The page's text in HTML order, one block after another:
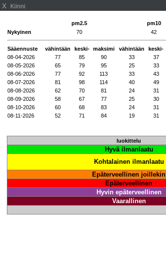
X Kiinni
pm2.5 pm10
Nykyinen
70 42
Sääennuste vähintään keski- maksimi vähintään keski-
08-04-2026
77 85 90 33 37
08-05-2026
65 79 95 25 33
08-06-2026
77 92 113 33 43
08-07-2026
81 98 114 40 49
08-08-2026
62 70 81 24 31
08-09-2026
58 67 77 25 30
08-10-2026
60 68 83 24 31
08-11-2026
52 71 84 19 31
luokittelu
Hyvä ilmanlaatu
Kohtalainen ilmanlaatu
Epäterveellinen joillekin
Epäterveellinen
Hyvin epäterveellinen
Vaarallinen